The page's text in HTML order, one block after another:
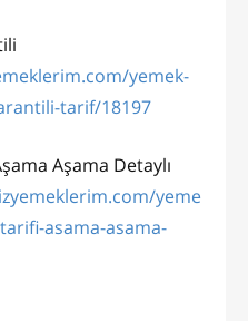
yemek-
tarif/18197
Aşama Detaylı
yeme
asama-asama-